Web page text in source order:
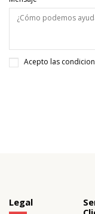
Acepto las
Legal